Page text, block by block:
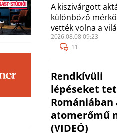
A kiszivárgott
különböző
vették volna a
2026.08.08 09:23
11
Rendkívüli
lépéseket
Romániában
atomerőmű
(VIDEÓ)